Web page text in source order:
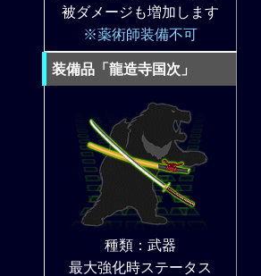
被ダメージも増加します
※薬術師装備不可
装備品「龍造寺国次」
種類：武器
最大強化時ステータス